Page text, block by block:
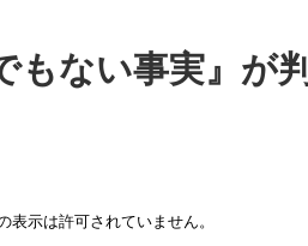
もない事実』が判